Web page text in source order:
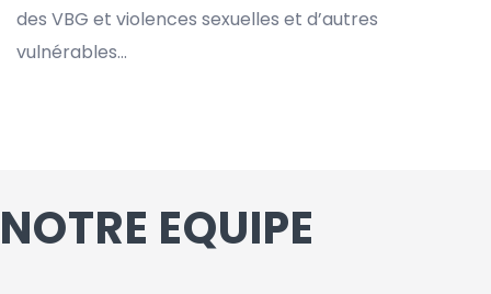
des VBG et violences sexuelles et d’autres
vulnérables...
NOTRE EQUIPE